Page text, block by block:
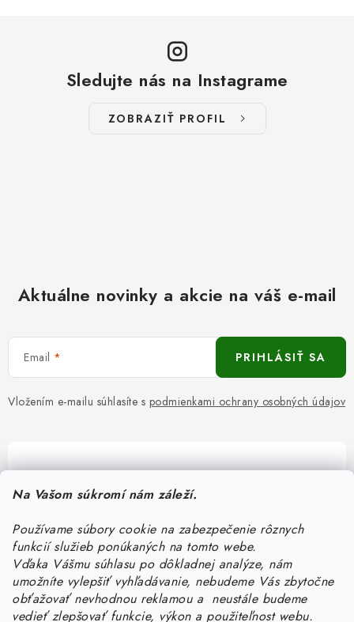
Na Vašom súkromí nám záleží.
Používame súbory cookie na zabezpečenie rôznych
funkcií služieb ponúkaných na tomto webe.
Vďaka Vášmu súhlasu po dôkladnej analýze, nám
umožníte vylepšiť vyhľadávanie, nebudeme Vás zbytočne
obťažovať nevhodnou reklamou a neustále budeme
vedieť zlepšovať funkcie, výkon a použiteľnost webu.
Sledujte nás na Instagrame
ZOBRAZIŤ PROFIL
Aktuálne novinky a akcie na váš e-mail
Email
Vložením e-mailu súhlasíte s podmienkami ochrany osobných údajov
PRIHLÁSIŤ SA
Pomôžeme vám s výberom
Potrebujete s niečím poradiť? Sme tu pre vás!
objednavky@kurin.sk
0950456469